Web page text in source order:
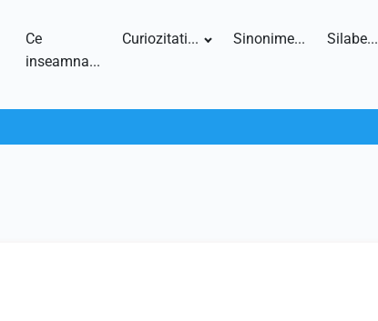
Ce
inseamna...
Curiozitati... Sinonime... Silabe...